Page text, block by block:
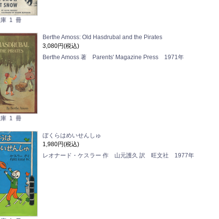
1 冊
1 冊
Berthe Amoss: Old Hasdrubal and the Pirates
3,080円(税込)
Berthe Amoss 著 Parents' Magazine Press 1971年
ぼくらはめいせんしゅ
1,980円(税込)
レオナード・ケスラー 作 山元護久 訳 旺文社 1977年